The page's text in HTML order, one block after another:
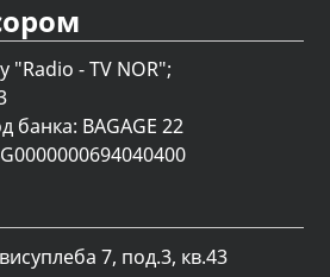
"Radio - TV NOR";
банка: BAGAGE 22
7, под.3, кв.43